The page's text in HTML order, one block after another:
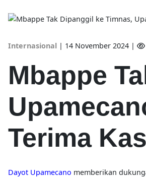
Internasional | 14 November 2024 |
Mbappe
Terima
Dayot Upamecano memberikan